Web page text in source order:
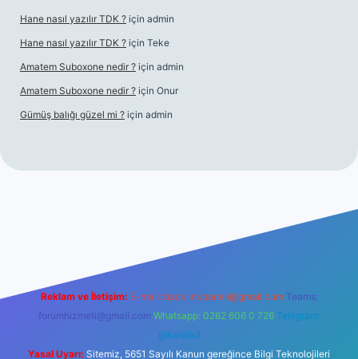
Hane nasıl yazılır TDK ? için admin
Hane nasıl yazılır TDK ? için Teke
Amatem Suboxone nedir ? için admin
Amatem Suboxone nedir ? için Onur
Gümüş balığı güzel mi ? için admin
Reklam ve İletişim: E-mail: backlinkpaneli@gmail.com Teams:
forumhizmeti@gmail.com Whatsapp: 0262 606 0 726 Telegram:
@karabul
Yasal Uyarı: Sitemiz, 5651 Sayılı Kanun gereğince Bilgi Teknolojileri